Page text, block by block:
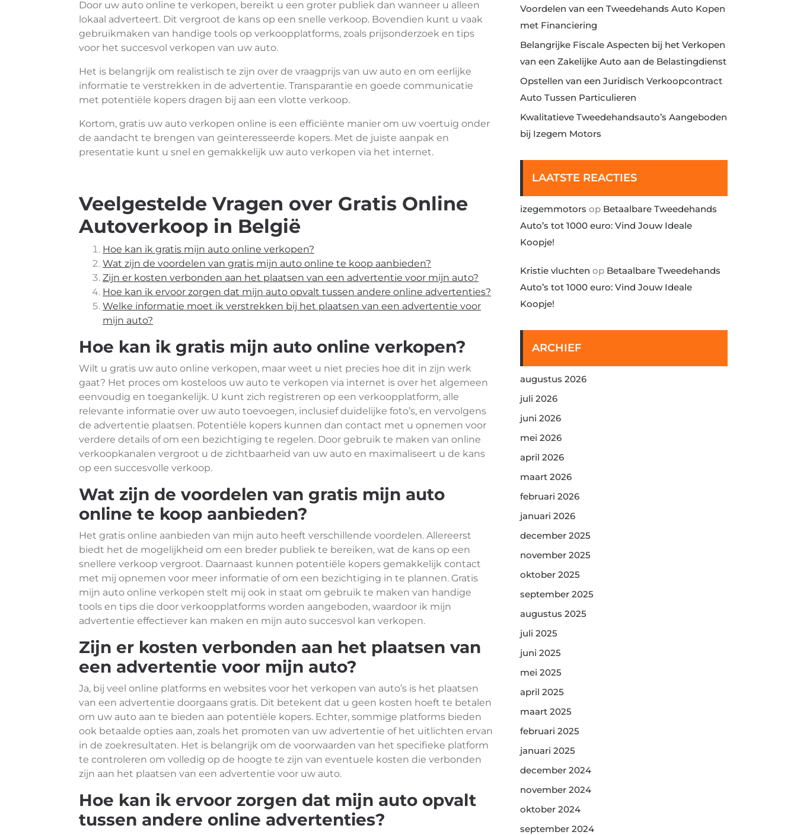
Door uw auto online te verkopen, bereikt u een groter publiek dan wanneer u alleen
lokaal adverteert. Dit vergroot de kans op een snelle verkoop. Bovendien kunt u vaak
gebruikmaken van handige tools op verkoopplatforms, zoals prijsonderzoek en tips
voor het succesvol verkopen van uw auto.
Het is belangrijk om realistisch te zijn over de vraagprijs van uw auto en om eerlijke
informatie te verstrekken in de advertentie. Transparantie en goede communicatie
met potentiële kopers dragen bij aan een vlotte verkoop.
Kortom, gratis uw auto verkopen online is een efficiënte manier om uw voertuig onder
de aandacht te brengen van geïnteresseerde kopers. Met de juiste aanpak en
presentatie kunt u snel en gemakkelijk uw auto verkopen via het internet.
Veelgestelde Vragen over Gratis Online
Autoverkoop in België
Hoe kan ik gratis mijn auto online verkopen?
Wat zijn de voordelen van gratis mijn auto online te koop aanbieden?
Zijn er kosten verbonden aan het plaatsen van een advertentie voor mijn auto?
Hoe kan ik ervoor zorgen dat mijn auto opvalt tussen andere online advertenties?
Welke informatie moet ik verstrekken bij het plaatsen van een advertentie voor
mijn auto?
Hoe kan ik gratis mijn auto online verkopen?
Wilt u gratis uw auto online verkopen, maar weet u niet precies hoe dit in zijn werk
gaat? Het proces om kosteloos uw auto te verkopen via internet is over het algemeen
eenvoudig en toegankelijk. U kunt zich registreren op een verkoopplatform, alle
relevante informatie over uw auto toevoegen, inclusief duidelijke foto’s, en vervolgens
de advertentie plaatsen. Potentiële kopers kunnen dan contact met u opnemen voor
verdere details of om een bezichtiging te regelen. Door gebruik te maken van online
verkoopkanalen vergroot u de zichtbaarheid van uw auto en maximaliseert u de kans
op een succesvolle verkoop.
Wat zijn de voordelen van gratis mijn auto
online te koop aanbieden?
Het gratis online aanbieden van mijn auto heeft verschillende voordelen. Allereerst
biedt het de mogelijkheid om een breder publiek te bereiken, wat de kans op een
snellere verkoop vergroot. Daarnaast kunnen potentiële kopers gemakkelijk contact
met mij opnemen voor meer informatie of om een bezichtiging in te plannen. Gratis
mijn auto online verkopen stelt mij ook in staat om gebruik te maken van handige
tools en tips die door verkoopplatforms worden aangeboden, waardoor ik mijn
advertentie effectiever kan maken en mijn auto succesvol kan verkopen.
Zijn er kosten verbonden aan het plaatsen van
een advertentie voor mijn auto?
Ja, bij veel online platforms en websites voor het verkopen van auto’s is het plaatsen
van een advertentie doorgaans gratis. Dit betekent dat u geen kosten hoeft te betalen
om uw auto aan te bieden aan potentiële kopers. Echter, sommige platforms bieden
ook betaalde opties aan, zoals het promoten van uw advertentie of het uitlichten ervan
in de zoekresultaten. Het is belangrijk om de voorwaarden van het specifieke platform
te controleren om volledig op de hoogte te zijn van eventuele kosten die verbonden
zijn aan het plaatsen van een advertentie voor uw auto.
Hoe kan ik ervoor zorgen dat mijn auto opvalt
tussen andere online advertenties?
Voordelen van een Tweedehands Auto Kopen
met Financiering
Belangrijke Fiscale Aspecten bij het Verkopen
van een Zakelijke Auto aan de Belastingdienst
Opstellen van een Juridisch Verkoopcontract
Auto Tussen Particulieren
Kwalitatieve Tweedehandsauto’s Aangeboden
bij Izegem Motors
LAATSTE REACTIES
izegemmotors op Betaalbare Tweedehands
Auto’s tot 1000 euro: Vind Jouw Ideale
Koopje!
Kristie vluchten op Betaalbare Tweedehands
Auto’s tot 1000 euro: Vind Jouw Ideale
Koopje!
ARCHIEF
augustus 2026
juli 2026
juni 2026
mei 2026
april 2026
maart 2026
februari 2026
januari 2026
december 2025
november 2025
oktober 2025
september 2025
augustus 2025
juli 2025
juni 2025
mei 2025
april 2025
maart 2025
februari 2025
januari 2025
december 2024
november 2024
oktober 2024
september 2024